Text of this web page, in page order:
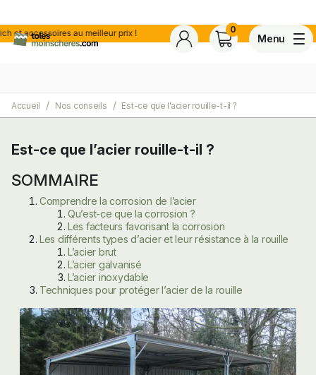
au meilleur prix ! 0
Menu
4,7
Accueil Nos conseils Est-ce que l’acier rouille-t-il ?
Est-ce que l’acier rouille-t-il ?
SOMMAIRE
Comprendre la corrosion de l’acier
Qu’est-ce que la corrosion ?
Les facteurs favorisant la corrosion
Les différents types d’acier et leur résistance à la rouille
L’acier brut
L’acier galvanisé
L’acier inoxydable
Techniques pour protéger l’acier de la rouille